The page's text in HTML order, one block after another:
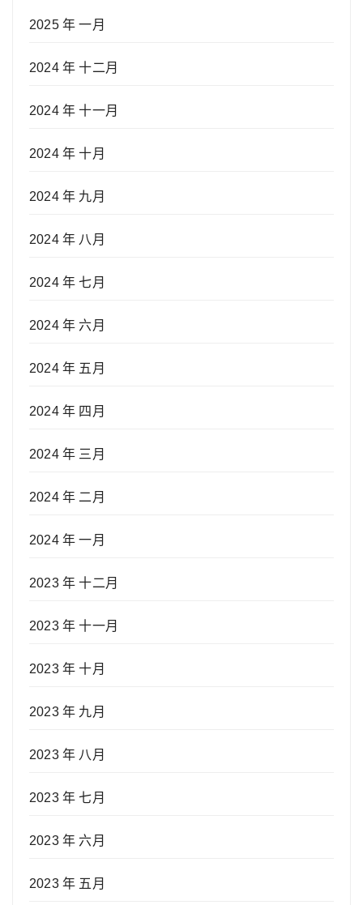
2025 年 一月
2024 年 十二月
2024 年 十一月
2024 年 十月
2024 年 九月
2024 年 八月
2024 年 七月
2024 年 六月
2024 年 五月
2024 年 四月
2024 年 三月
2024 年 二月
2024 年 一月
2023 年 十二月
2023 年 十一月
2023 年 十月
2023 年 九月
2023 年 八月
2023 年 七月
2023 年 六月
2023 年 五月